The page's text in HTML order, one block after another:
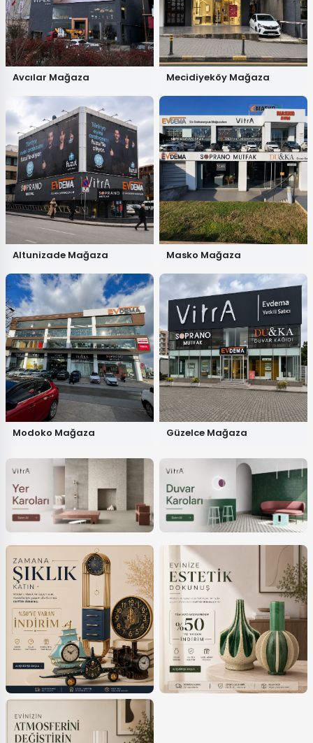
Avcılar Mağaza Mecidiyeköy Mağaza
Altunizade Mağaza Masko Mağaza
Modoko Mağaza Güzelce Mağaza